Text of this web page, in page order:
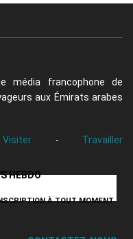
média francophone de
aux Émirats arabes
Visiter - Travailler
HEBDO
À TOUT MOMENT